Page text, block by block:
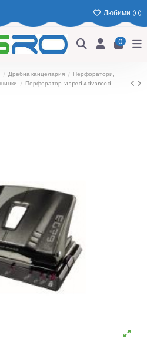
Любими (0)
0
Дребна канцелария
Перфоратори,
Перфоратор Maped Advanced